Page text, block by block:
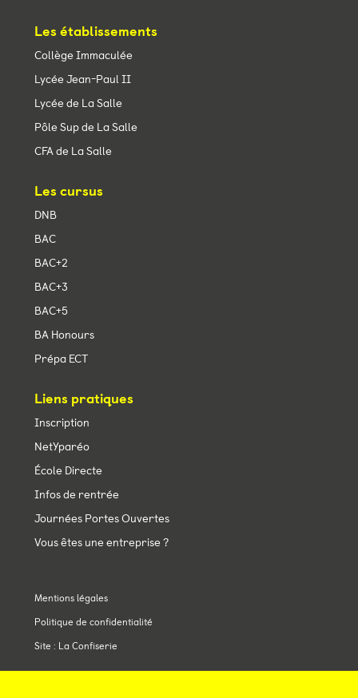
Les établissements
Collège Immaculée
Lycée Jean-Paul II
Lycée de La Salle
Pôle Sup de La Salle
CFA de La Salle
Les cursus
DNB
BAC
BAC+2
BAC+3
BAC+5
BA Honours
Prépa ECT
Liens pratiques
Inscription
NetYparéo
École Directe
Infos de rentrée
Journées Portes Ouvertes
Vous êtes une entreprise ?
Mentions légales
Politique de confidentialité
Site : La Confiserie